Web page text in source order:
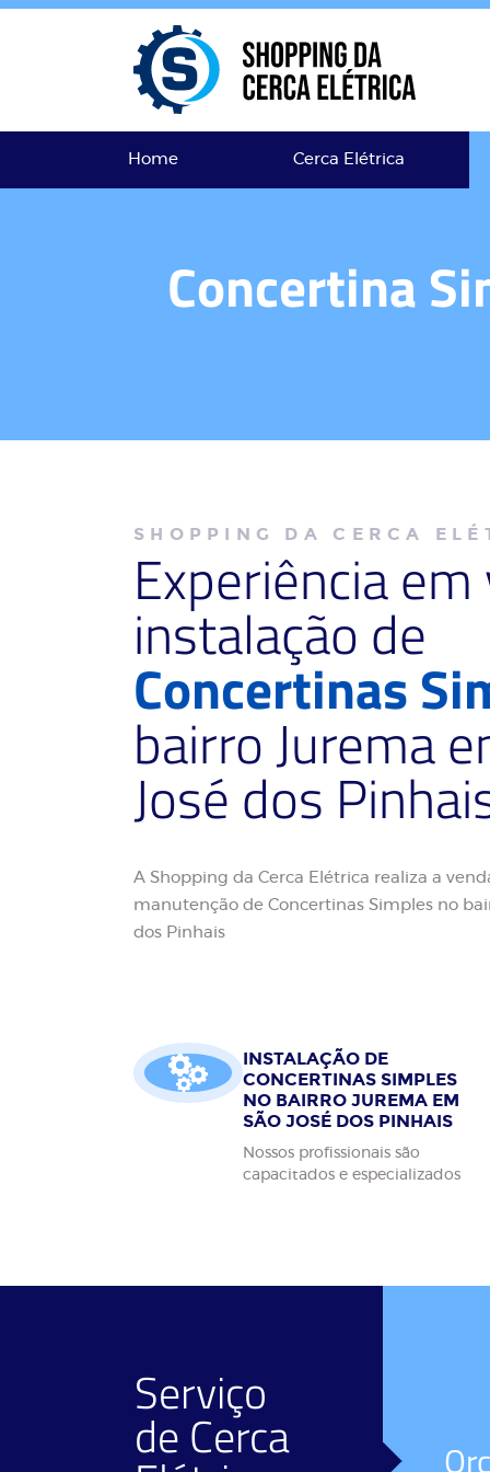
Home Cerca Elétrica
Concertina
SHOPPING DA CERCA
Experiência
instalação de
Concertinas
bairro Jurema
José dos
A Shopping da Cerca Elétrica realiza a
manutenção de Concertinas Simples no
dos Pinhais
INSTALAÇÃO DE
CONCERTINAS SIMPLES
NO BAIRRO JUREMA EM
SÃO JOSÉ DOS PINHAIS
Nossos profissionais são
capacitados e especializados
Serviço
deCerca
Facilidade de